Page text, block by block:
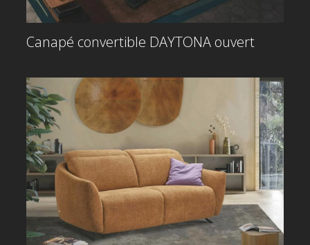
Canapé convertible DAYTONA ouvert